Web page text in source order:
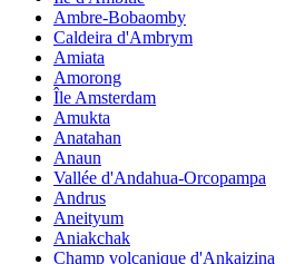
Ambre-Bobaomby
Caldeira d'Ambrym
Amiata
Amorong
Île Amsterdam
Amukta
Anatahan
Anaun
Vallée d'Andahua-Orcopampa
Andrus
Aneityum
Aniakchak
Champ volcanique d'Ankaizina